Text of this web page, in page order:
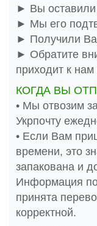
► Вы оставили
► Мы его
► Получили
► Обратите
приходит к
КОГДА ВЫ
• Мы отвозим
Укрпочту
• Если Вам
времени, это
запакована и
Информация
принята
корректной.